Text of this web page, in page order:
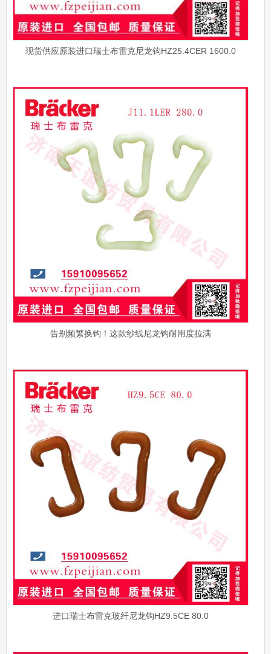
现货供应原装进口瑞士布雷克尼龙钩HZ25.4CER 1600.0
告别频繁换钩！这款纱线尼龙钩耐用度拉满
进口瑞士布雷克玻纤尼龙钩HZ9.5CE 80.0